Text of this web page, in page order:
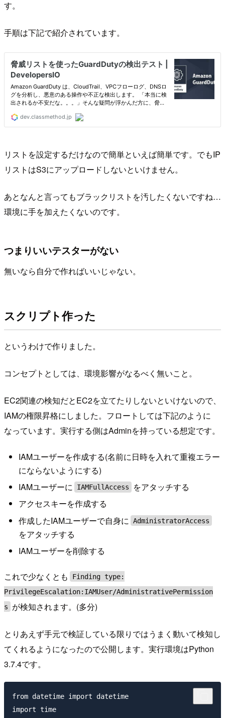
す。
手順は下記で紹介されています。
リストを設定するだけなので簡単といえば簡単です。でもIP
リストはS3にアップロードしないといけません。
あとなんと言ってもブラックリストを汚したくないですね…
環境に手を加えたくないのです。
つまりいいテスターがない
無いなら自分で作ればいいじゃない。
スクリプト作った
というわけで作りました。
コンセプトとしては、環境影響がなるべく無いこと。
EC2関連の検知だとEC2を立てたりしないといけないので、
IAMの権限昇格にしました。フロートしては下記のように
なっています。実行する側はAdminを持っている想定です。
IAMユーザーを作成する(名前に日時を入れて重複エラー
にならないようにする)
IAMユーザーに
IAMFullAccess
をアタッチする
アクセスキーを作成する
作成したIAMユーザーで自身に AdministratorAccess
をアタッチする
IAMユーザーを削除する
これで少なくとも
Finding type:
PrivilegeEscalation:IAMUser/AdministrativePermission
s
が検知されます。(多分)
とりあえず手元で検証している限りではうまく動いて検知し
てくれるようになったので公開します。実行環境はPython
3.7.4です。
from datetime import datetime
import time